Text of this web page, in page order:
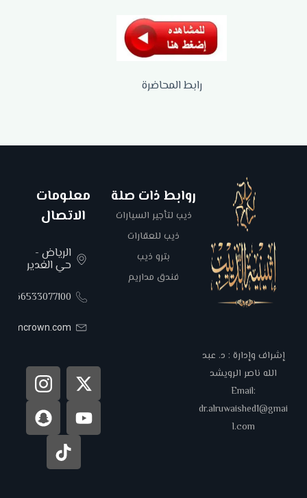
رابط المحاضرة
إشراف وإدارة : د. عبد
الله ناصر الرويشد
Email:
dr.alruwaished1@gmai
l.com
روابط ذات صلة
ذيب لتأجير السيارات
ذيب للعقارات
بترو ذيب
فندق مداريم
معلومات
الاتصال
الرياض -
حي الغدير